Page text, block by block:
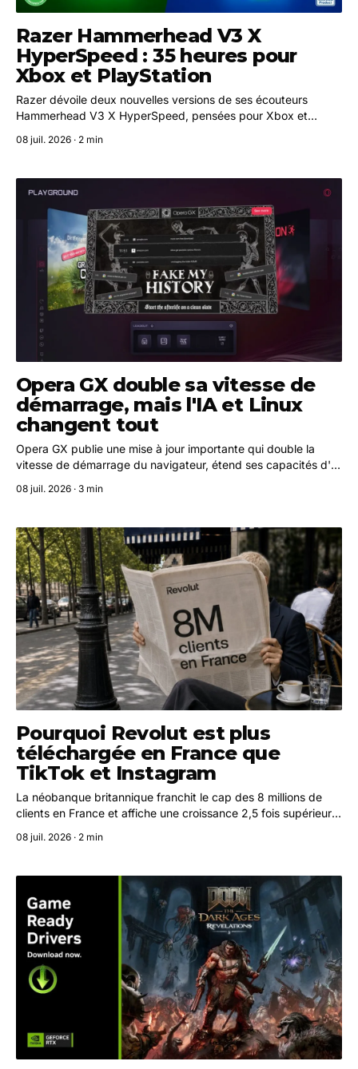
Razer Hammerhead V3 X
HyperSpeed : 35 heures pour
Xbox et PlayStation
Razer dévoile deux nouvelles versions de ses écouteurs
Hammerhead V3 X HyperSpeed, pensées pour Xbox et
double connectivité sans fil.
08 juil. 2026 · 2 min
Opera GX double sa vitesse de
démarrage, mais l'IA et Linux
changent tout
Opera GX publie une mise à jour importante qui double la
vitesse de démarrage du navigateur, étend ses capacités d'IA
Steam Deck.
08 juil. 2026 · 3 min
Pourquoi Revolut est plus
téléchargée en France que
TikTok et Instagram
La néobanque britannique franchit le cap des 8 millions de
clients en France et affiche une croissance 2,5 fois supérieure
Europe de l'Ouest dès 2027.
08 juil. 2026 · 2 min